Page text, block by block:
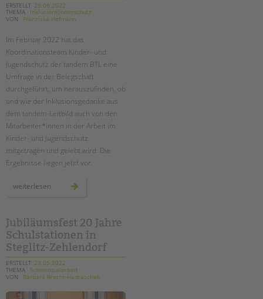
ERSTELLT 28.06.2022
THEMA
InklusionKinderschutz
VON
Franziska Hofmann
Im Februar 2022 hat das
Koordinationsteam Kinder- und
Jugendschutz der tandem BTL eine
Umfrage in der Belegschaft
durchgeführt, um herauszufinden, ob
und wie der Inklusionsgedanke aus
dem tandem-Leitbild auch von den
Mitarbeiter*innen in der Arbeit im
Kinder- und Jugendschutz
mitgetragen und gelebt wird. Die
Ergebnisse liegen jetzt vor.
weiterlesen umfrage
inklusiv
Jubiläumsfest 20 Jahre
Schulstationen in
Steglitz-Zehlendorf
ERSTELLT 23.05.2022
THEMA Schulsozialarbeit
VON
Barbara Brecht-Hadraschek